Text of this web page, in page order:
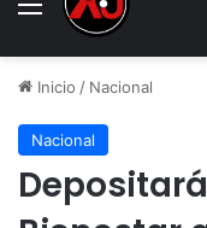
Inicio / Nacional
Nacional